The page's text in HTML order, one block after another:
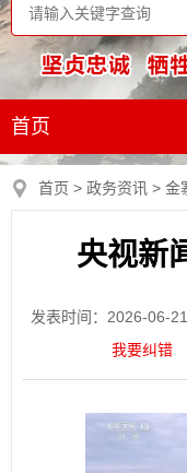
首页
首页 > 政务资讯 > 金
央视新
发表时间：2026-06-
我要纠错